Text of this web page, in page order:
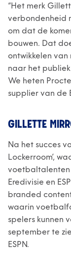
“Het merk
verbondenheid
om dat de
bouwen. Dat
ontwikkelen
naar het
We heten
supplier van de
GILLETTE
Na het succes
Lockerroom’,
voetbaltalenten
Eredivisie en
branded
waarin
spelers kunnen
september te
ESPN.